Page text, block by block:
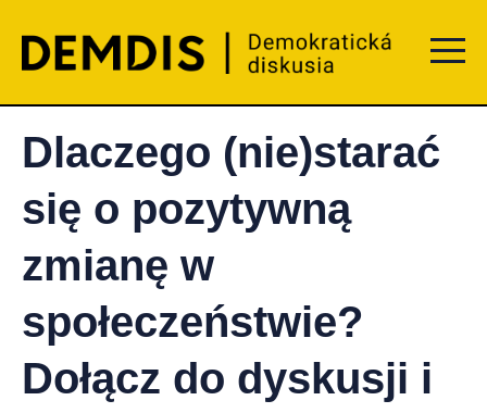
Menu
Dlaczego (nie)starać
się o pozytywną
zmianę w
społeczeństwie?
Dołącz do dyskusji i